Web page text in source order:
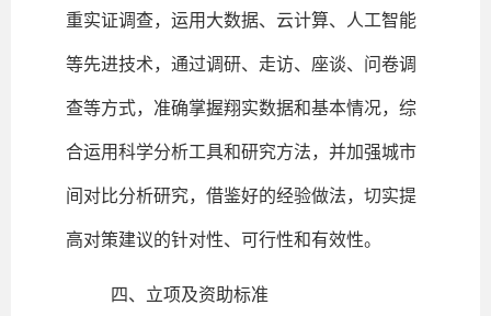
重实证调查，运用大数据、云计算、人工智能
等先进技术，通过调研、走访、座谈、问卷调
查等方式，准确掌握翔实数据和基本情况，综
合运用科学分析工具和研究方法，并加强城市
间对比分析研究，借鉴好的经验做法，切实提
高对策建议的针对性、可行性和有效性。
四、立项及资助标准